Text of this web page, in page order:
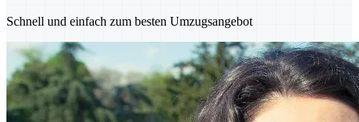
Schnell und einfach zum besten Umzugsangebot